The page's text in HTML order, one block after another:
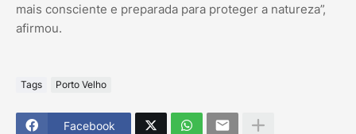
mais consciente e preparada para proteger a natureza”,
afirmou.
Tags Porto Velho
Facebook